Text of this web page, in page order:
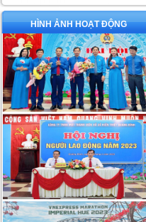
HÌNH ẢNH HOẠT ĐỘNG